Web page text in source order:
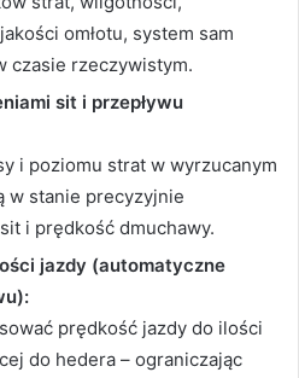
omłotu, system sam
czasie rzeczywistym.
sit i przepływu
i poziomu strat w wyrzucanym
w stanie precyzyjnie
i prędkość dmuchawy.
jazdy (automatyczne
prędkość jazdy do ilości
do hedera – ograniczając